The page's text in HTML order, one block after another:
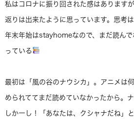
私はコロナに振り回された感はあります
返りは出来たように思っています。思考
年末年始はstayhomeなので、まだ読ん
っている
最初は「風の谷のナウシカ」。アニメは
められててまだ読めていなかったから。
しかーし！「あなたは、クシャナだね」